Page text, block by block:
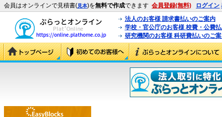
会員はオンラインで見積書(見本)を無料で作成できます 会員登録(無料) ログイン
法人のお客様 請求書払いのご案内
学校・官公庁のお客様 校費・公費
研究機関のお客様 科研費払いのご